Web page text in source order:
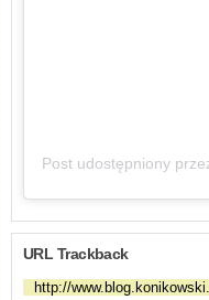
URL Trackback